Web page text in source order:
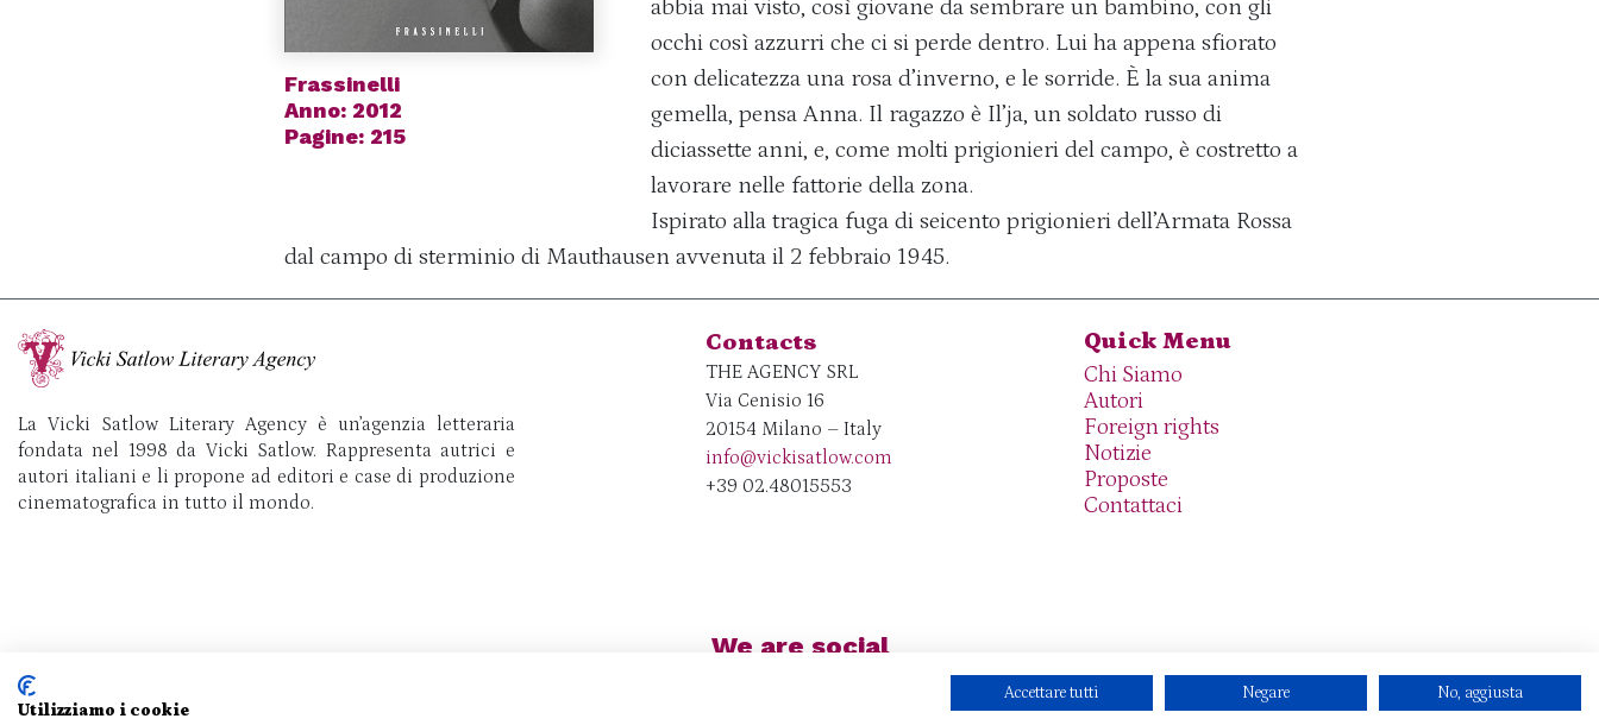
Frassinelli
Anno: 2012
Pagine: 215
abbia mai visto, così giovane da sembrare un bambino, con gli
occhi così azzurri che ci si perde dentro. Lui ha appena sfiorato
con delicatezza una rosa d’inverno, e le sorride. È la sua anima
gemella, pensa Anna. Il ragazzo è Il’ja, un soldato russo di
diciassette anni, e, come molti prigionieri del campo, è costretto a
lavorare nelle fattorie della zona.
Ispirato alla tragica fuga di seicento prigionieri dell’Armata Rossa
dal campo di sterminio di Mauthausen avvenuta il 2 febbraio 1945.
La Vicki Satlow Literary Agency è un’agenzia letteraria
fondata nel 1998 da Vicki Satlow. Rappresenta autrici e
autori italiani e li propone ad editori e case di produzione
cinematografica in tutto il mondo.
Contacts
THE AGENCY SRL
Via Cenisio 16
20154 Milano – Italy
info@vickisatlow.com
+39 02.48015553
Quick Menu
Chi Siamo
Autori
Foreign rights
Notizie
Proposte
Contattaci
We are social
Utilizziamo i cookie
Accettare tutti Negare No, aggiusta